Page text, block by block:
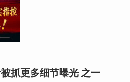
抓更多细节曝光 之一